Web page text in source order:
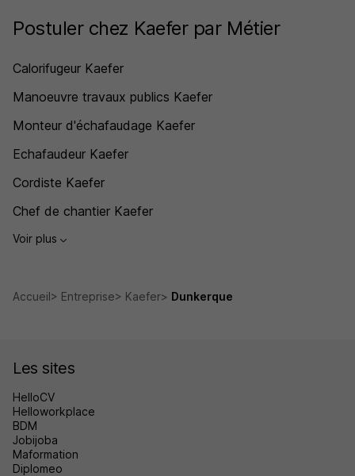
Postuler chez Kaefer par Métier
Calorifugeur Kaefer
Manoeuvre travaux publics Kaefer
Monteur d'échafaudage Kaefer
Echafaudeur Kaefer
Cordiste Kaefer
Chef de chantier Kaefer
Voir plus
Accueil Entreprise Kaefer Dunkerque
Les sites
HelloCV
Helloworkplace
BDM
Jobijoba
Maformation
Diplomeo